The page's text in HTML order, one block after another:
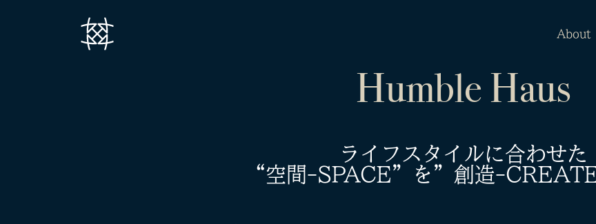
About
Humble Haus
ライフスタイルに合わせた
“空間-SPACE”を”創造-